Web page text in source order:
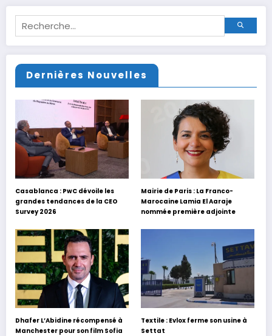
Dernières Nouvelles
Casablanca : PwC dévoile les
grandes tendances de la CEO
Survey 2026
Mairie de Paris : La Franco-
Marocaine Lamia El Aaraje
nommée première adjointe
Dhafer L’Abidine récompensé à
Manchester pour son film Sofia
Textile : Evlox ferme son usine à
Settat